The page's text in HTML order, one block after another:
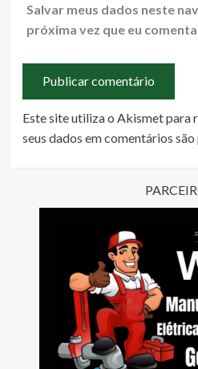
Salvar meus dados neste
próxima vez que eu
Este site utiliza o Akismet para
seus dados em comentários